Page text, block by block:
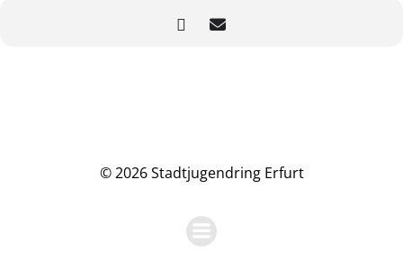
© 2026 Stadtjugendring Erfurt